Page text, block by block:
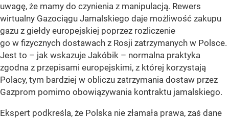
uwagę, że mamy do czynienia z manipulacją. Rewers
wirtualny Gazociągu Jamalskiego daje możliwość zakupu
gazu z giełdy europejskiej poprzez rozliczenie
go w fizycznych dostawach z Rosji zatrzymanych w Polsce.
Jest to – jak wskazuje Jakóbik – normalna praktyka
zgodna z przepisami europejskimi, z której korzystają
Polacy, tym bardziej w obliczu zatrzymania dostaw przez
Gazprom pomimo obowiązywania kontraktu jamalskiego.
Ekspert podkreśla, że Polska nie złamała prawa, zaś dane